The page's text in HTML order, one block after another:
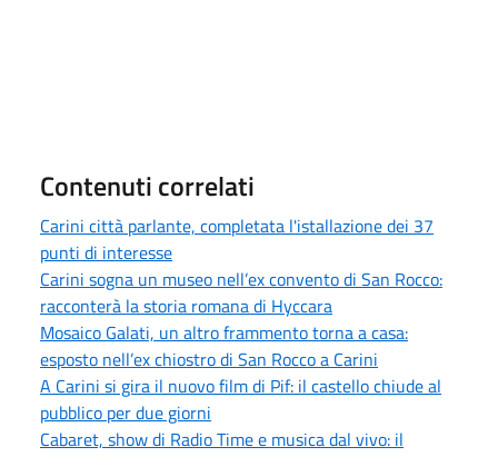
Contenuti correlati
Carini città parlante, completata l'istallazione dei 37
punti di interesse
Carini sogna un museo nell’ex convento di San Rocco:
racconterà la storia romana di Hyccara
Mosaico Galati, un altro frammento torna a casa:
esposto nell’ex chiostro di San Rocco a Carini
A Carini si gira il nuovo film di Pif: il castello chiude al
pubblico per due giorni
Cabaret, show di Radio Time e musica dal vivo: il